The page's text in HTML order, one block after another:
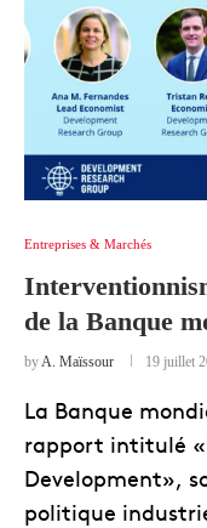
Entreprises & Marchés
de la Banque
byA. Maïssour 19 juillet
La Banque
rapport intitulé
Development»,
politique